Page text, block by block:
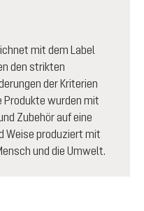
mit dem Label
den strikten
der Kriterien
Produkte wurden mit
Zubehör auf eine
Weise produziert mit
und die Umwelt.